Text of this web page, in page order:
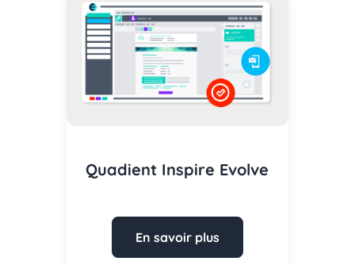
Quadient Inspire Evolve
En savoir plus